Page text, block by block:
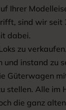
Ihrer
sind wir seit
dabei.
zu
und instand zu
Güterwagen
stellen. Alle im
die ganz